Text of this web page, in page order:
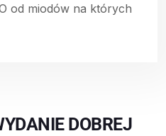
od miodów na których
DOBREJ